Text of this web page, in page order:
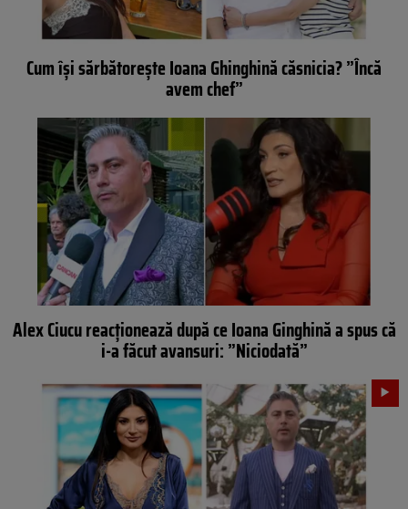
Cum își sărbătorește Ioana Ghinghină căsnicia? ”Încă
avem chef”
Alex Ciucu reacționează după ce Ioana Ginghină a spus că
i-a făcut avansuri: ”Niciodată”